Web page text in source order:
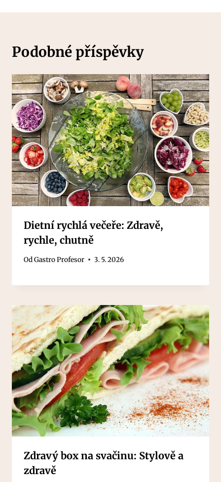
Podobné příspěvky
Dietní rychlá večeře: Zdravě,
rychle, chutně
OdGastro Profesor 3. 5. 2026
Zdravý box na svačinu: Stylově a
zdravě